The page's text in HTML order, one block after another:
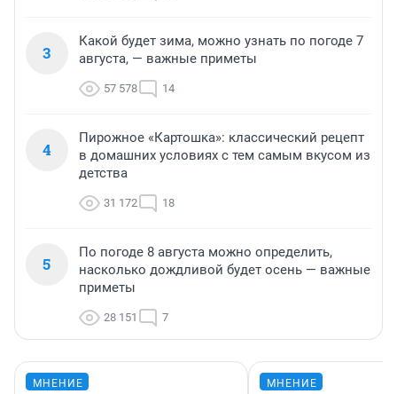
3
Какой будет зима, можно узнать по погоде 7
августа, — важные приметы
57 578 14
4
Пирожное «Картошка»: классический рецепт
в домашних условиях с тем самым вкусом из
детства
31 172 18
5
По погоде 8 августа можно определить,
насколько дождливой будет осень — важные
приметы
28 151 7
МНЕНИЕ МНЕНИЕ